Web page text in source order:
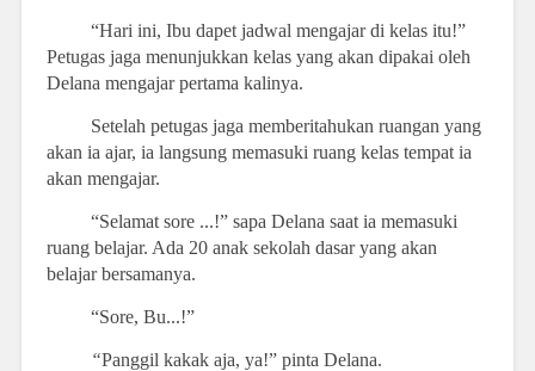
“Hari ini, Ibu dapet jadwal mengajar di kelas itu!”
Petugas jaga menunjukkan kelas yang akan dipakai oleh
Delana mengajar pertama kalinya.
Setelah petugas jaga memberitahukan ruangan yang
akan ia ajar, ia langsung memasuki ruang kelas tempat ia
akan mengajar.
“Selamat sore ...!” sapa Delana saat ia memasuki
ruang belajar. Ada 20 anak sekolah dasar yang akan
belajar bersamanya.
“Sore, Bu...!”
“Panggil kakak aja, ya!” pinta Delana.